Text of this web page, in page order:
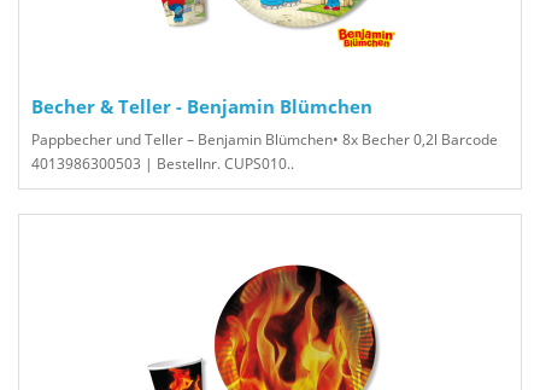
Becher & Teller - Benjamin Blümchen
Pappbecher und Teller – Benjamin Blümchen• 8x Becher 0,2l Barcode
4013986300503 | Bestellnr. CUPS010..